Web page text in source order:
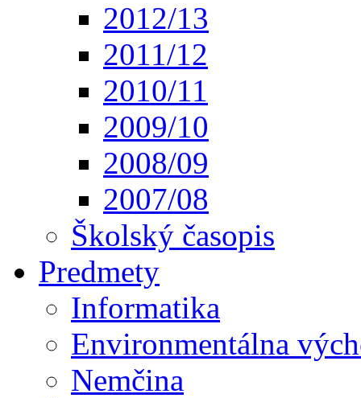
2012/13
2011/12
2010/11
2009/10
2008/09
2007/08
Školský časopis
Predmety
Informatika
Environmentálna
Nemčina